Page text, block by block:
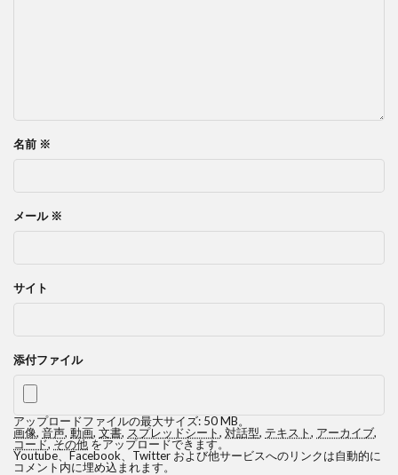
名前 ※
メール ※
サイト
添付ファイル
アップロードファイルの最大サイズ: 50 MB。
画像, 音声, 動画, 文書, スプレッドシート, 対話型, テキスト, アーカイブ,
コード,その他をアップロードできます。
Youtube、Facebook、Twitter および他サービスへのリンクは自動的に
コメント内に埋め込まれます。